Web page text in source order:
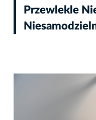
Przewlekle